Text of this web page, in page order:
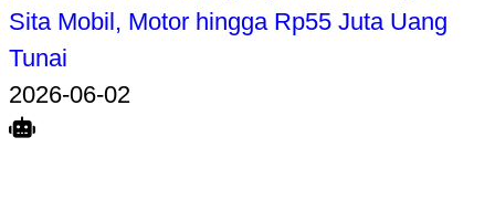
Sita Mobil, Motor hingga Rp55 Juta Uang
Tunai
2026-06-02